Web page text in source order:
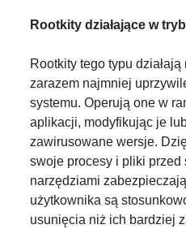
Rootkity działające w
Rootkity tego typu
zarazem najmniej
systemu. Operują one w
aplikacji, modyfikując je
zawirusowane wersje.
swoje procesy i pliki przed
narzędziami
użytkownika są
usunięcia niż ich bardziej